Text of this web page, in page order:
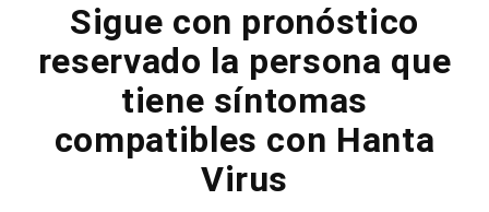
Sigue con pronóstico
reservado la persona que
tiene síntomas
compatibles con Hanta
Virus